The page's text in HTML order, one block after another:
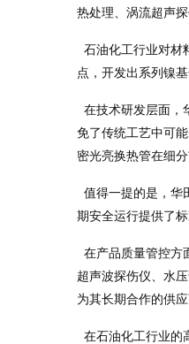
热处理、涡流超声
石油化工行业对材
点，开发出系列镍
在技术研发层面，
免了传统工艺中可
密光亮换热管在细
值得一提的是，华
期安全运行提供了
在产品质量管控方
超声波探伤仪、水
为其长期合作的供
在石油化工行业